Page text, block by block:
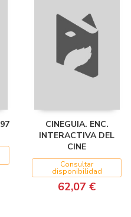
CINEGUIA. ENC.
INTERACTIVA DEL
CINE
Consultar
disponibilidad
62,07 €